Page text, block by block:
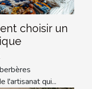
choisir un
l'artisanat qui...